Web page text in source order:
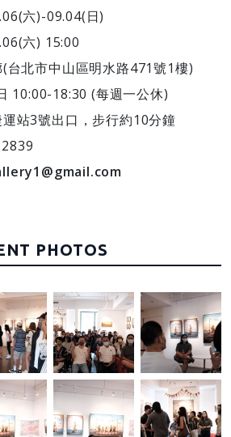
六)-09.04(日)
六) 15:00
北市中山區明水路471號1樓)
10:00-18:30 (每週一公休)
站3號出口，步行約10分鐘
PHOTOS